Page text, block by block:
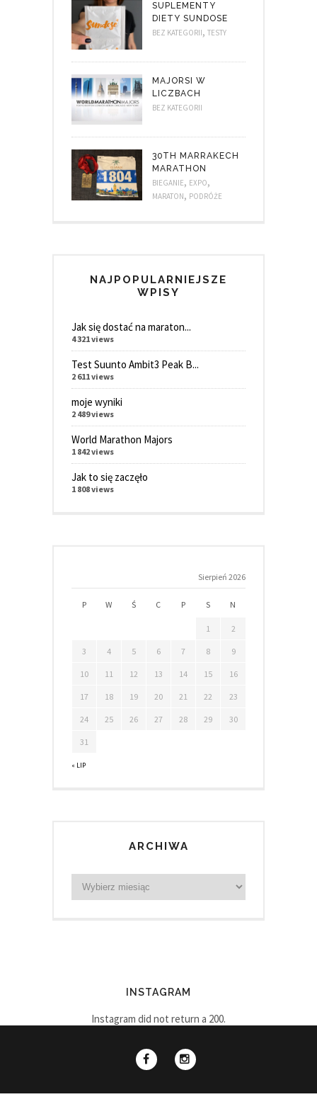
SUPLEMENTY
DIETY SUNDOSE
BEZ KATEGORII, TESTY
MAJORSI W
LICZBACH
BEZ KATEGORII
30TH MARRAKECH
MARATHON
BIEGANIE, EXPO,
MARATON, PODRÓŻE
NAJPOPULARNIEJSZE
WPISY
Jak się dostać na maraton...
4 321 views
Test Suunto Ambit3 Peak B...
2 611 views
moje wyniki
2 489 views
World Marathon Majors
1 842 views
Jak to się zaczęło
1 808 views
Sierpień 2026
P W Ś C P S N
« LIP
1 2
3 4 5 6 7 8 9
10 11 12 13 14 15 16
17 18 19 20 21 22 23
24 25 26 27 28 29 30
31
ARCHIWA
INSTAGRAM
Instagram did not return a 200.